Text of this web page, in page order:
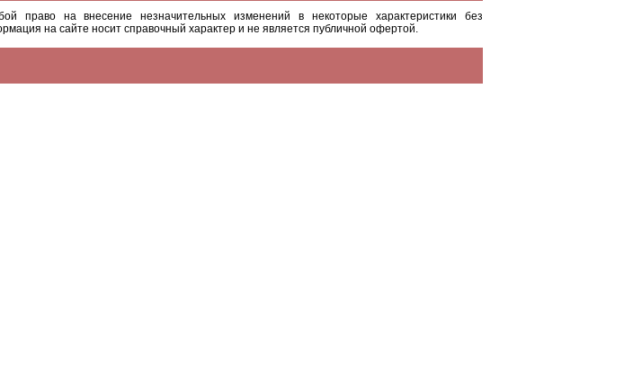
право на внесение незначительных изменений в некоторые характеристики без
на сайте носит справочный характер и не является публичной офертой.